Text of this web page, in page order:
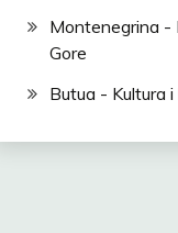
Montenegrina -
Gore
Butua - Kultura